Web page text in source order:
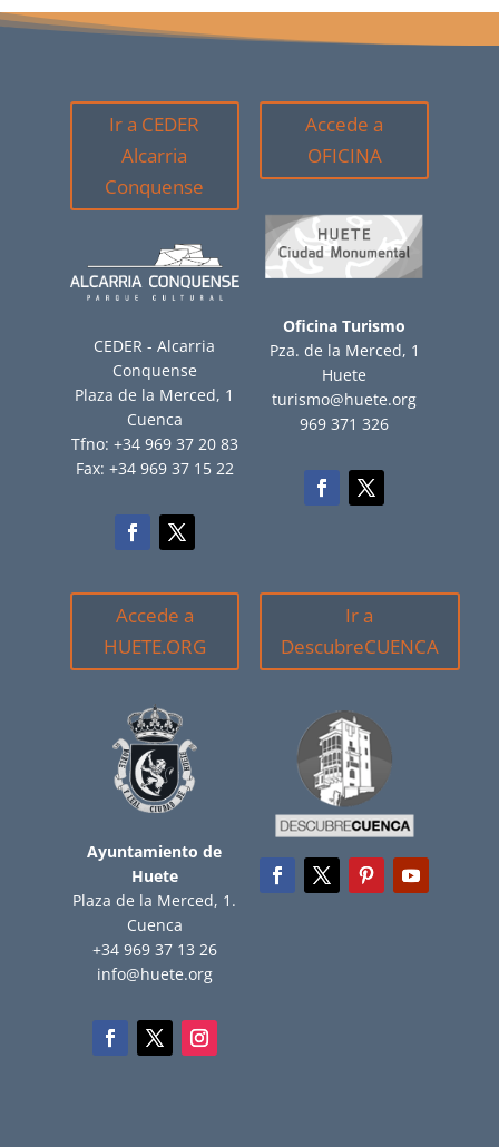
Ir a CEDER
Alcarria
Conquense
CEDER - Alcarria
Conquense
Plaza de la Merced, 1
Cuenca
Tfno: +34 969 37 20 83
Fax: +34 969 37 15 22
Accede a
OFICINA
Oficina Turismo
Pza. de la Merced, 1
Huete
turismo@huete.org
969 371 326
Accede a
HUETE.ORG
Ayuntamiento de
Huete
Plaza de la Merced, 1.
Cuenca
+34 969 37 13 26
info@huete.org
Ir a
DescubreCUENCA